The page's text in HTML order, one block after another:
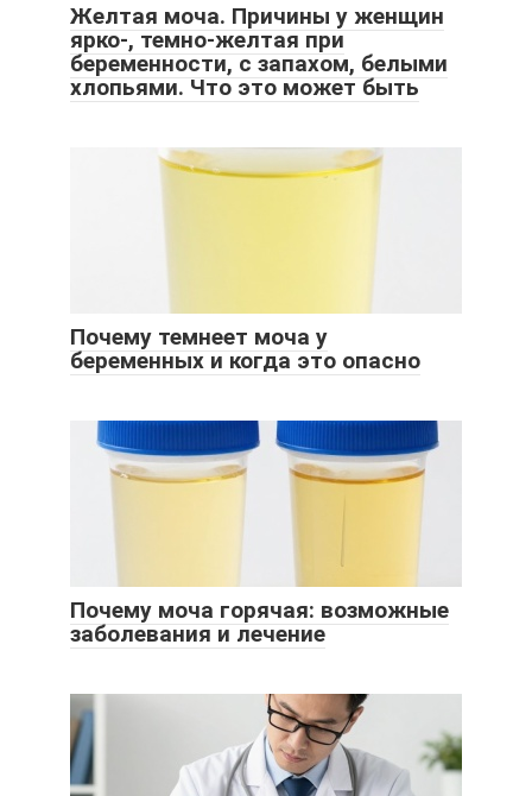
Желтая моча. Причины у женщин
ярко-, темно-желтая при
беременности, с запахом, белыми
хлопьями. Что это может быть
Почему темнеет моча у
беременных и когда это опасно
Почему моча горячая: возможные
заболевания и лечение